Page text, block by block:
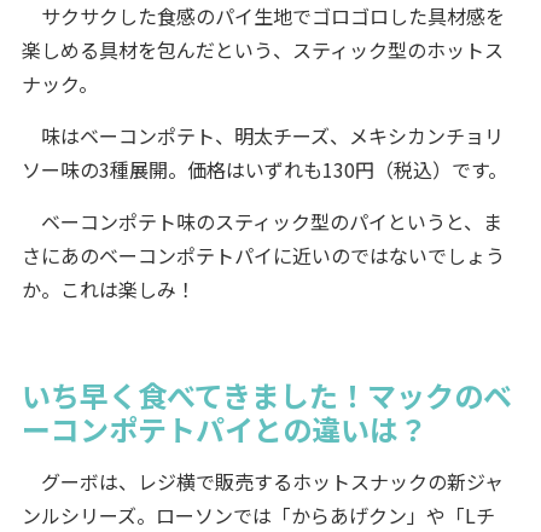
サクサクした食感のパイ生地でゴロゴロした具材感を
楽しめる具材を包んだという、スティック型のホットス
ナック。
味はベーコンポテト、明太チーズ、メキシカンチョリ
ソー味の3種展開。価格はいずれも130円（税込）です。
ベーコンポテト味のスティック型のパイというと、ま
さにあのベーコンポテトパイに近いのではないでしょう
か。これは楽しみ！
いち早く食べてきました！マックのベ
ーコンポテトパイとの違いは？
グーボは、レジ横で販売するホットスナックの新ジャ
ンルシリーズ。ローソンでは「からあげクン」や「Lチ